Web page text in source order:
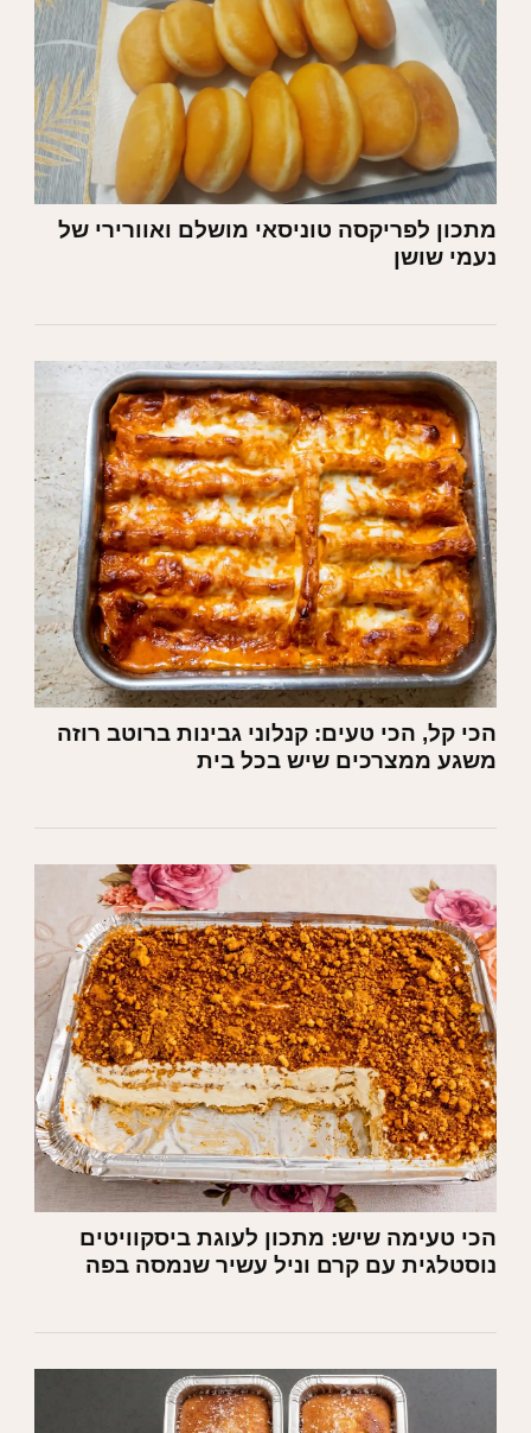
מתכון לפריקסה טוניסאי מושלם ואוורירי של
נעמי שושן
הכי קל, הכי טעים: קנלוני גבינות ברוטב רוזה
משגע ממצרכים שיש בכל בית
הכי טעימה שיש: מתכון לעוגת ביסקוויטים
נוסטלגית עם קרם וניל עשיר שנמסה בפה